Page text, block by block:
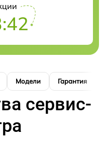
Модели Гарантия
сервис-